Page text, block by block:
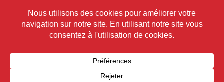
Flux des commentaires
Site de WordPress-FR